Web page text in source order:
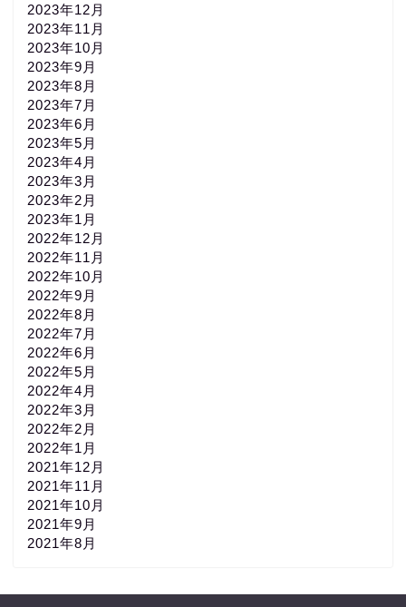
2023年12月
2023年11月
2023年10月
2023年9月
2023年8月
2023年7月
2023年6月
2023年5月
2023年4月
2023年3月
2023年2月
2023年1月
2022年12月
2022年11月
2022年10月
2022年9月
2022年8月
2022年7月
2022年6月
2022年5月
2022年4月
2022年3月
2022年2月
2022年1月
2021年12月
2021年11月
2021年10月
2021年9月
2021年8月